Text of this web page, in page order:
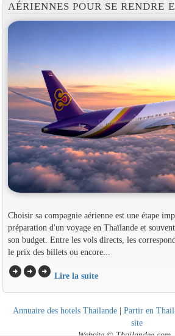
AÉRIENNES POUR SE RENDRE
Choisir sa compagnie aérienne est une étape
préparation d'un voyage en Thaïlande et
son budget. Entre les vols directs, les
le prix des billets ou encore...
arrow_circle_rightarrow_circle_rightarrow_circle_right Lire la suite
Annuaire des hotels Thailande | Partir en
site